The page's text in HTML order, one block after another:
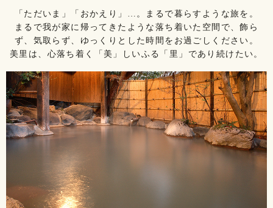
「ただいま」「おかえり」…。まるで暮らすような旅を。
まるで我が家に帰ってきたような落ち着いた空間で、飾ら
ず、気取らず、ゆっくりとした時間をお過ごしください。
美里は、心落ち着く「美」しいふる「里」であり続けたい。